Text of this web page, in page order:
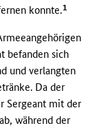
konnte.1
befanden sich
und verlangten
Da der
Sergeant mit der
während der